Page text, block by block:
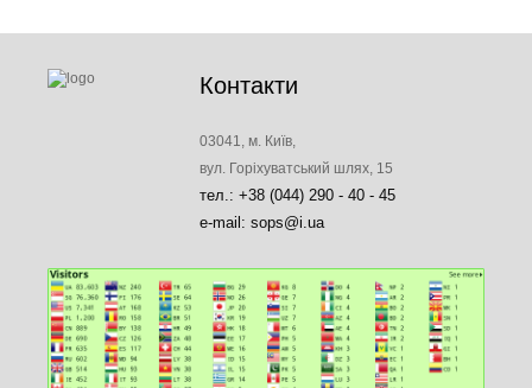
Контакти
03041, м. Київ,
вул. Горіхуватський шлях, 15
тел.: +38 (044) 290 - 40 - 45
e-mail: sops@i.ua